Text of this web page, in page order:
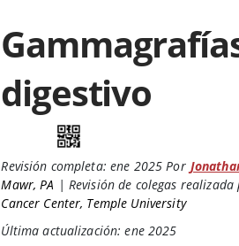
digestivo
Revisión completa: ene 2025 Por
Mawr, PA | Revisión de colegas realizada
Cancer Center, Temple University
Última actualización: ene 2025